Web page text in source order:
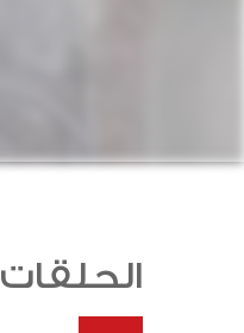
الحلقات